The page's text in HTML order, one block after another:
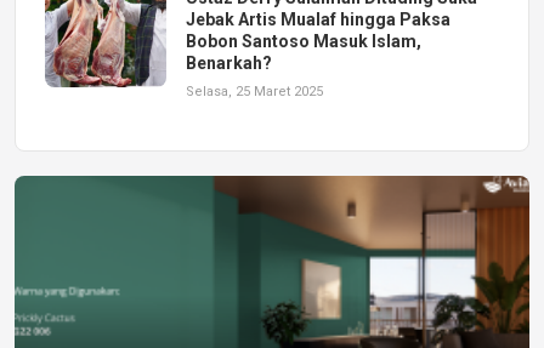
Jebak Artis Mualaf hingga Paksa
Bobon Santoso Masuk Islam,
Benarkah?
Selasa, 25 Maret 2025